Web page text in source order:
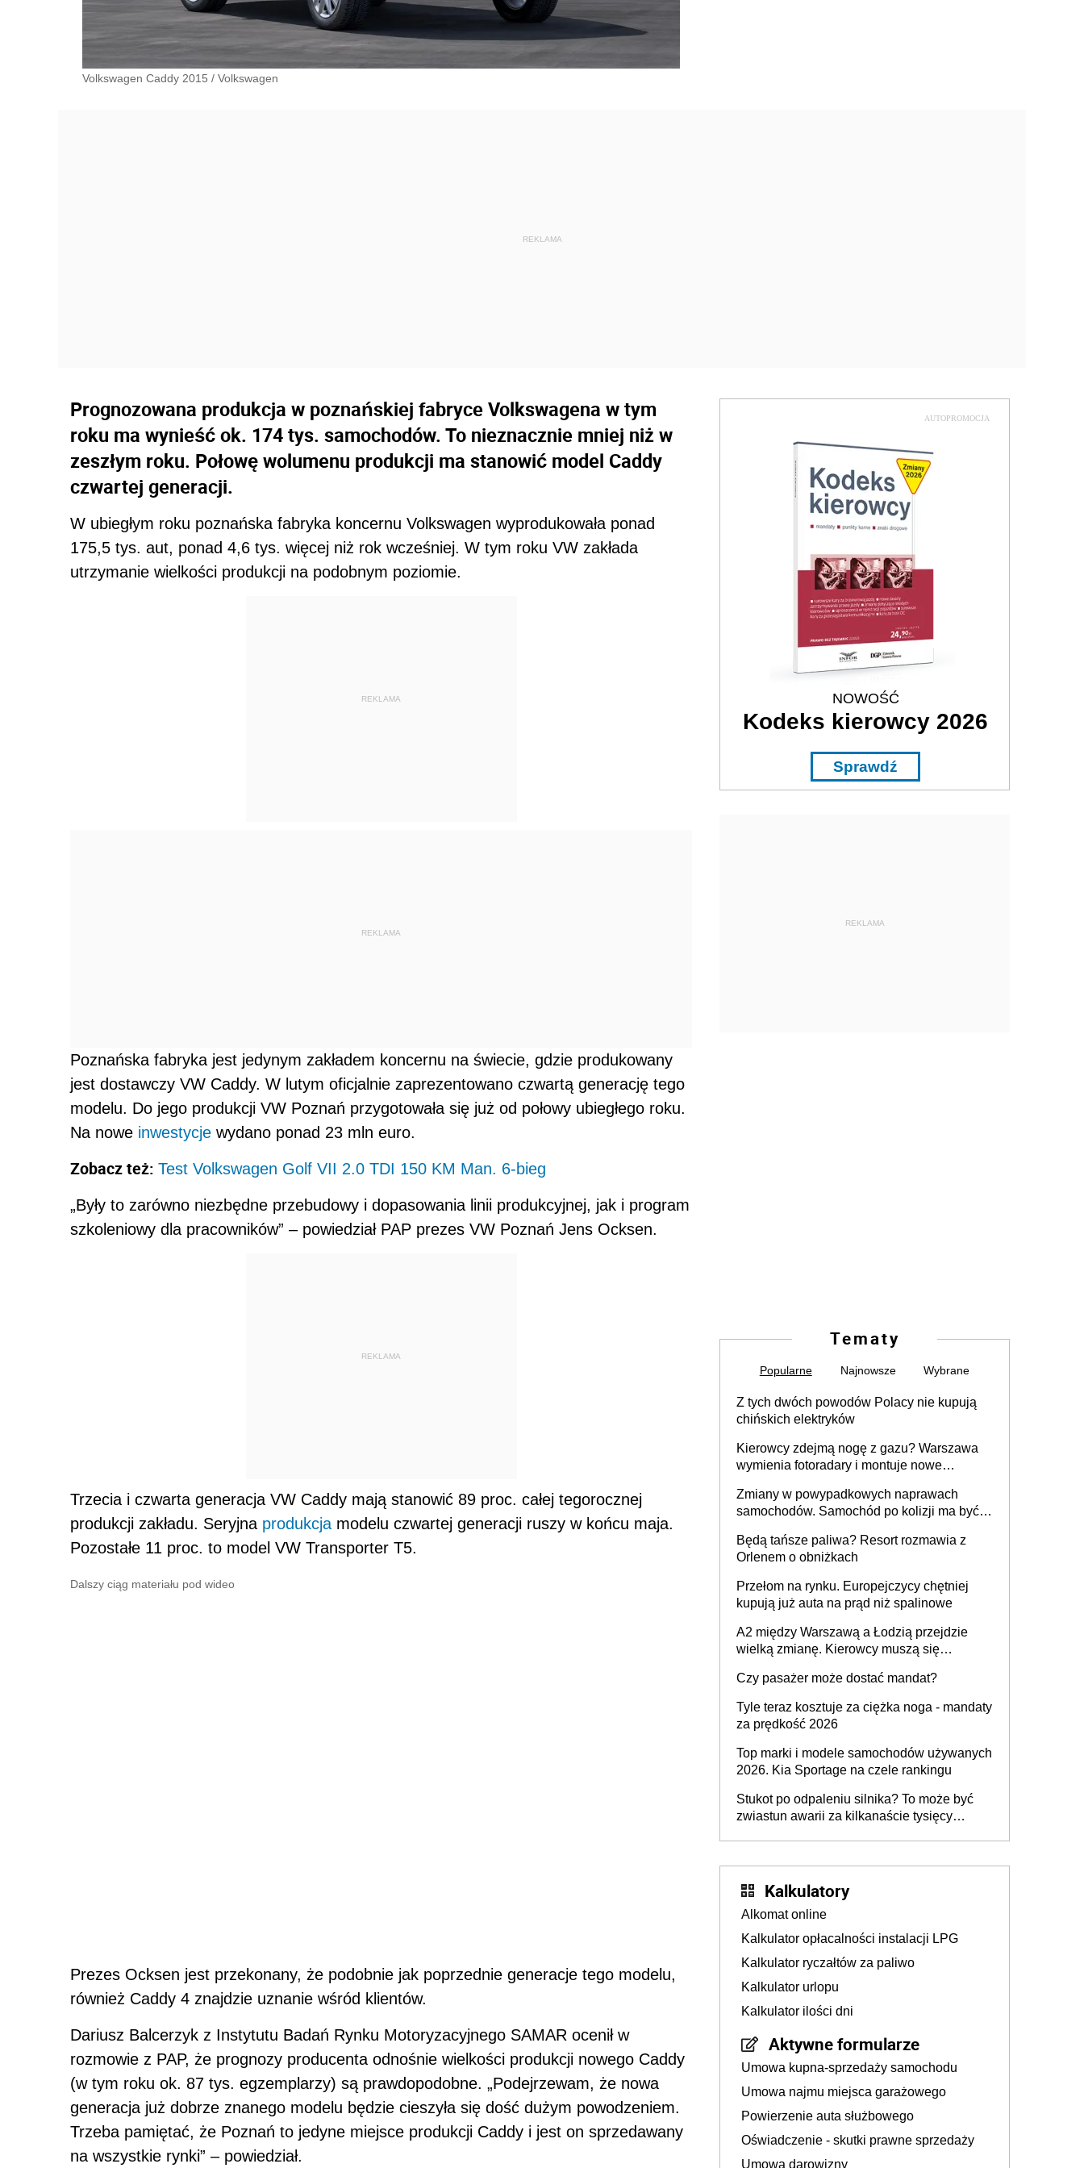
Volkswagen Caddy 2015 / Volkswagen
Prognozowana produkcja w poznańskiej fabryce Volkswagena w tym
roku ma wynieść ok. 174 tys. samochodów. To nieznacznie mniej niż w
zeszłym roku. Połowę wolumenu produkcji ma stanowić model Caddy
czwartej generacji.
W ubiegłym roku poznańska fabryka koncernu Volkswagen wyprodukowała ponad
175,5 tys. aut, ponad 4,6 tys. więcej niż rok wcześniej. W tym roku VW zakłada
utrzymanie wielkości produkcji na podobnym poziomie.
REKLAMA
REKLAMA
Poznańska fabryka jest jedynym zakładem koncernu na świecie, gdzie produkowany
jest dostawczy VW Caddy. W lutym oficjalnie zaprezentowano czwartą generację tego
modelu. Do jego produkcji VW Poznań przygotowała się już od połowy ubiegłego roku.
Na nowe inwestycje wydano ponad 23 mln euro.
Zobacz też: Test Volkswagen Golf VII 2.0 TDI 150 KM Man. 6-bieg
„Były to zarówno niezbędne przebudowy i dopasowania linii produkcyjnej, jak i program
szkoleniowy dla pracowników” – powiedział PAP prezes VW Poznań Jens Ocksen.
REKLAMA
Trzecia i czwarta generacja VW Caddy mają stanowić 89 proc. całej tegorocznej
produkcji zakładu. Seryjna produkcja modelu czwartej generacji ruszy w końcu maja.
Pozostałe 11 proc. to model VW Transporter T5.
Dalszy ciąg materiału pod wideo
Prezes Ocksen jest przekonany, że podobnie jak poprzednie generacje tego modelu,
również Caddy 4 znajdzie uznanie wśród klientów.
Dariusz Balcerzyk z Instytutu Badań Rynku Motoryzacyjnego SAMAR ocenił w
rozmowie z PAP, że prognozy producenta odnośnie wielkości produkcji nowego Caddy
(w tym roku ok. 87 tys. egzemplarzy) są prawdopodobne. „Podejrzewam, że nowa
generacja już dobrze znanego modelu będzie cieszyła się dość dużym powodzeniem.
Trzeba pamiętać, że Poznań to jedyne miejsce produkcji Caddy i jest on sprzedawany
na wszystkie rynki” – powiedział.
AUTOPROMOCJA
NOWOŚĆ
Kodeks kierowcy 2026
Sprawdź
REKLAMA
Tematy
Popularne Najnowsze Wybrane
Z tych dwóch powodów Polacy nie kupują
chińskich elektryków
Kierowcy zdejmą nogę z gazu? Warszawa
wymienia fotoradary i montuje nowe
Zmiany w powypadkowych naprawach
samochodów. Samochód po kolizji ma być
technologią producenta
Będą tańsze paliwa? Resort rozmawia z
Orlenem o obniżkach
Przełom na rynku. Europejczycy chętniej
kupują już auta na prąd niż spalinowe
A2 między Warszawą a Łodzią przejdzie
wielką zmianę. Kierowcy muszą się
Czy pasażer może dostać mandat?
Tyle teraz kosztuje za ciężka noga - mandaty
za prędkość 2026
Top marki i modele samochodów używanych
2026. Kia Sportage na czele rankingu
Stukot po odpaleniu silnika? To może być
zwiastun awarii za kilkanaście tysięcy
Kalkulatory
Alkomat online
Kalkulator opłacalności instalacji LPG
Kalkulator ryczałtów za paliwo
Kalkulator urlopu
Kalkulator ilości dni
Aktywne formularze
Umowa kupna-sprzedaży samochodu
Umowa najmu miejsca garażowego
Powierzenie auta służbowego
Oświadczenie - skutki prawne sprzedaży
Umowa darowizny